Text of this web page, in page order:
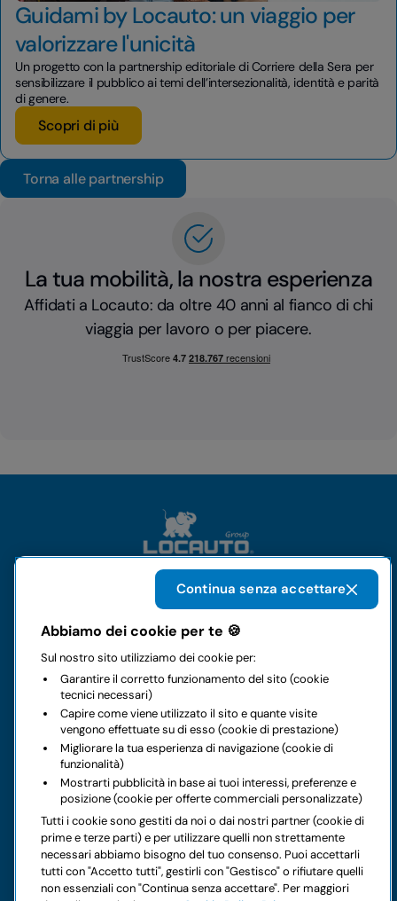
Guidami by Locauto: un viaggio per
valorizzare l'unicità
Un progetto con la partnership editoriale di Corriere della Sera per
sensibilizzare il pubblico ai temi dell’intersezionalità, identità e parità
di genere.
Scopri di più
Torna alle partnership
La tua mobilità, la nostra esperienza
Affidati a Locauto: da oltre 40 anni al fianco di chi
viaggia per lavoro o per piacere.
Noleggi
Business
Contatti
Note legali
Hai dei dubbi sul tuo prossimo noleggio?
Abbiamo dei cookie per te 🍪
Sul nostro sito utilizziamo dei cookie per:
Garantire il corretto funzionamento del sito (cookie
tecnici necessari)
Capire come viene utilizzato il sito e quante visite
vengono effettuate su di esso (cookie di prestazione)
Migliorare la tua esperienza di navigazione (cookie di
funzionalità)
Mostrarti pubblicità in base ai tuoi interessi, preferenze e
posizione (cookie per offerte commerciali personalizzate)
Tutti i cookie sono gestiti da noi o dai nostri partner (cookie di
prime e terze parti) e per utilizzare quelli non strettamente
necessari abbiamo bisogno del tuo consenso. Puoi accettarli
tutti con "Accetto tutti", gestirli con "Gestisco" o rifiutare quelli
non essenziali con "Continua senza accettare". Per maggiori
Continua senza accettare